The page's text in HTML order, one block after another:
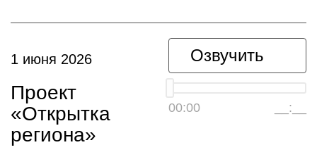
Озвучить
00:00 __:__
1 июня 2026
Проект
«Открытка
региона»